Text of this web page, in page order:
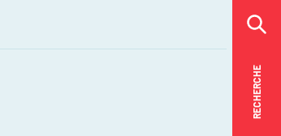
RECHERCHE
RECHERCHE